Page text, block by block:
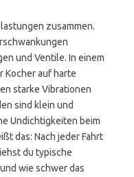
zusammen.
und Ventile. In einem
Kocher auf harte
starke Vibrationen
sind klein und
Undichtigkeiten beim
das: Nach jeder Fahrt
du typische
wie schwer das